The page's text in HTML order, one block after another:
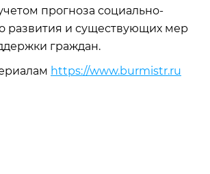
прогноза социально-
развития и существующих мер
граждан.
https://www.burmistr.ru